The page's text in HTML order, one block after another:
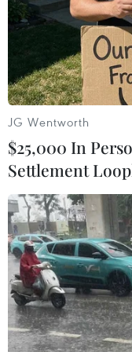
Chốt phiên cuối
tăng 0,39%, lên
0,22%, lên
tăng 0,16%, lên
JG Wentworth
$25,000 In
Settlement